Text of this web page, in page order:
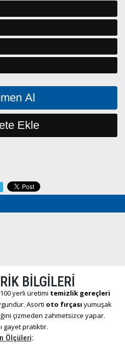
BİLGİLERİ
yerli üretimi temizlik gereçleri
Asorti oto fırçası yumuşak
çizmeden zahmetsizce yapar.
gayet pratiktir.
Ölçüleri: